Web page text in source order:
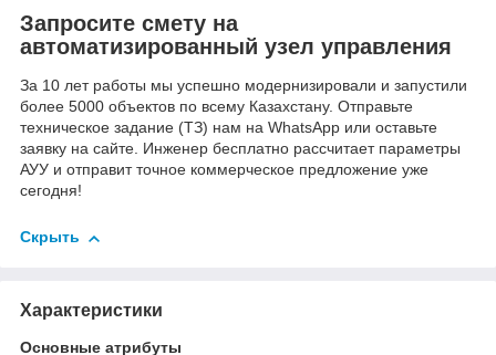
Запросите смету на
автоматизированный узел управления
За 10 лет работы мы успешно модернизировали и запустили
более 5000 объектов по всему Казахстану. Отправьте
техническое задание (ТЗ) нам на WhatsApp или оставьте
заявку на сайте. Инженер бесплатно рассчитает параметры
АУУ и отправит точное коммерческое предложение уже
сегодня!
Скрыть
Характеристики
Основные атрибуты